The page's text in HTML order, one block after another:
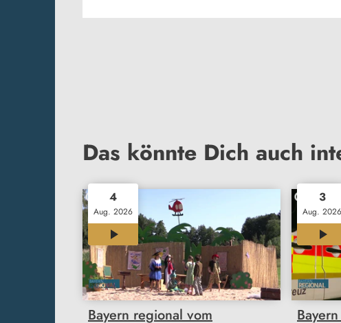
Das könnte Dich auch
4
Aug. 2026
12:00
Bayern regional vom
3
Aug. 2026
12:01